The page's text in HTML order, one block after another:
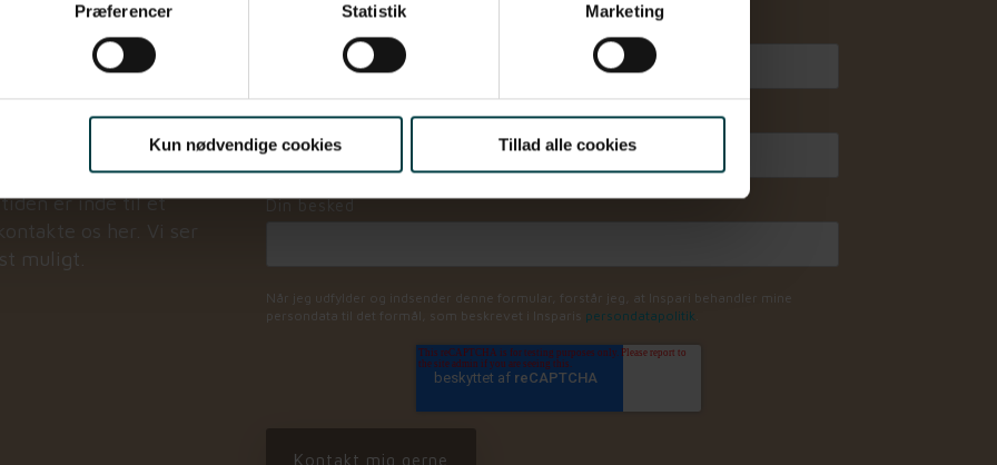
Præferencer Statistik Marketing
Kun nødvendige cookies Tillad alle cookies
er inde til et
os her. Vi ser
muligt.
Mobilnummer
Virksomhedens navn
Din besked
Når jeg udfylder og indsender denne formular, forstår jeg, at Inspari behandler mine
persondata til det formål, som beskrevet i Insparis persondatapolitik